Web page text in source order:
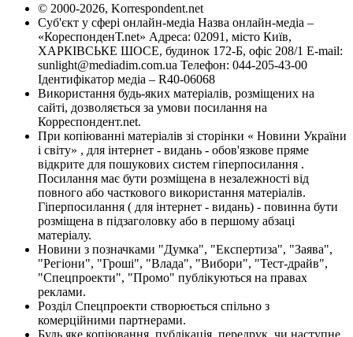
© 2000-2026, Korrespondent.net
Суб'єкт у сфері онлайн-медіа Назва онлайн-медіа –
«КореспонденТ.net» Адреса: 02091, місто Київ,
ХАРКІВСЬКЕ ШОСЕ, будинок 172-Б, офіс 208/1 E-mail:
sunlight@mediadim.com.ua Телефон: 044-205-43-00
Ідентифікатор медіа – R40-06068
Використання будь-яких матеріалів, розміщених на
сайті, дозволяється за умови посилання на
Корреспондент.net.
При копіюванні матеріалів зі сторінки « Новини України
і світу» , для інтернет - видань - обов'язкове пряме
відкрите для пошукових систем гіперпосилання .
Посилання має бути розміщена в незалежності від
повного або часткового використання матеріалів.
Гіперпосилання ( для інтернет - видань) - повинна бути
розміщена в підзаголовку або в першому абзаці
матеріалу.
Новини з позначками "Думка", "Експертиза", "Заява",
"Регіони", "Гроші", "Влада", "Вибори", "Тест-драйв",
"Спецпроекти", "Промо" публікуються на правах
реклами.
Розділ Спецпроекти створюється спільно з
комерційними партнерами.
Будь яке копіювання, публікація, передрук, чи наступне